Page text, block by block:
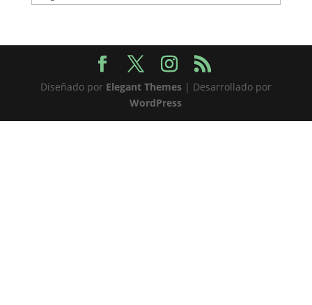
Diseñado por Elegant Themes| Desarrollado por
WordPress